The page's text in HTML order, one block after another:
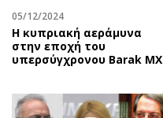
Πολιτισμός
Σινεμά
Θέατρο-Χορός
Εικαστικά
05/12/2024
Η κυπριακή αεράμυνα
στην εποχή του
υπερσύγχρονου Barak MX